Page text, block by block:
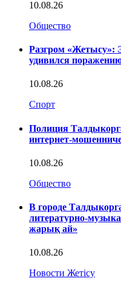
10.08.26
Общество
Разгром «Жетысу»:
удивился
10.08.26
Спорт
Полиция
интернет-
10.08.26
Общество
В городе
литературно-
жарық ай»
10.08.26
Новости Жетісу